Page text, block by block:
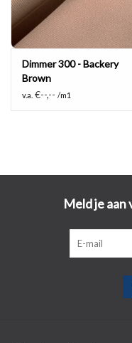
Dimmer 300 - Backery
Brown
v.a. €--,-- /m1
Meld je